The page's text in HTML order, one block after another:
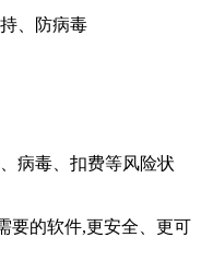
、防病毒
病毒、扣费等风险状
要的软件,更安全、更可